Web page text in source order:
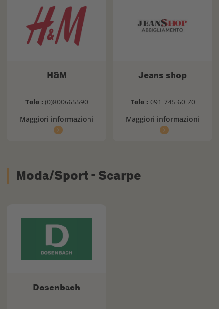
H&M
Tele : (0)800665590
Maggiori informazioni
Jeans shop
Tele : 091 745 60 70
Maggiori informazioni
Moda/Sport - Scarpe
Dosenbach